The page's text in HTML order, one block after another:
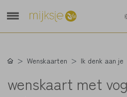
Wenskaarten Ik denk aan je
wenskaart met